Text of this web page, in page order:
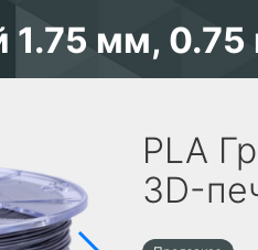
1.75 мм, 0.75
PLA
3D-